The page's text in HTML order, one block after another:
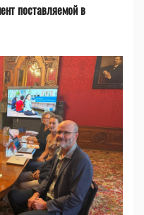
поставляемой в